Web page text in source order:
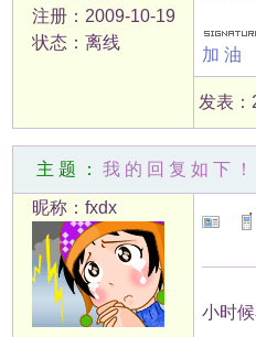
注册：2009-10-19
状态：离线
加油
发表：
主题： 我的回复如下！
昵称：fxdx
小时